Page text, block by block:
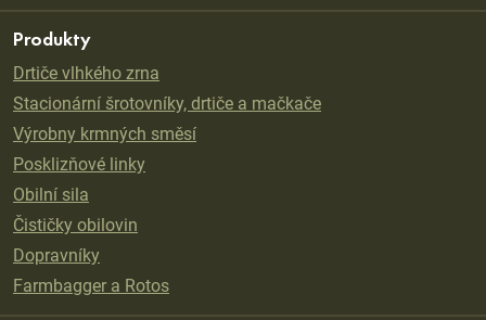
Copyright © ROmiLL AGRICULTURE s.r.o.
Produkty
Drtiče vlhkého zrna
Stacionární šrotovníky, drtiče a mačkače
Výrobny krmných směsí
Posklizňové linky
Obilní sila
Čističky obilovin